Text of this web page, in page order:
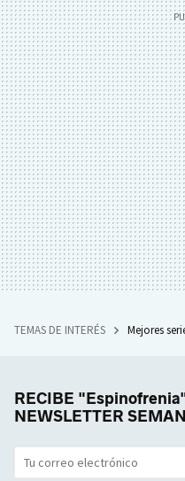
TEMAS DE INTERÉS Mejores
RECIBE
NEWSLETTER